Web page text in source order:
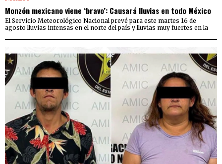
Monzón mexicano viene ‘bravo’: Causará lluvias en todo México
El Servicio Meteorológico Nacional prevé para este martes 16 de
agosto lluvias intensas en el norte del país y lluvias muy fuertes en la